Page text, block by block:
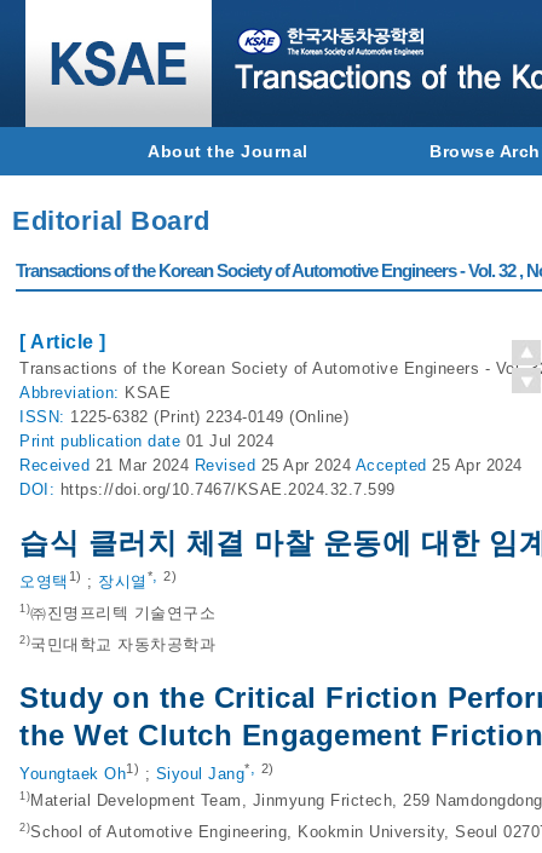
About the Journal Browse
Editorial Board
Transactions of the Korean Society of Automotive Engineers - Vol. 32 ,
[ Article ]
Transactions of the Korean Society of Automotive Engineers - Vol.
Abbreviation: KSAE
ISSN: 1225-6382 (Print) 2234-0149 (Online)
Print publication date 01 Jul 2024
Received 21 Mar 2024 Revised 25 Apr 2024 Accepted 25 Apr 2024
DOI: https://doi.org/10.7467/KSAE.2024.32.7.599
습식 클러치 체결 마찰 운동에 대한 임
오영택 1) ; 장시열 *, 2)
1)㈜진명프리텍 기술연구소
2)국민대학교 자동차공학과
Study on the Critical Friction
the Wet Clutch Engagement
Youngtaek Oh1) ; Siyoul Jang*, 2)
1) Material Development Team, Jinmyung Frictech, 259
2)School of Automotive Engineering, Kookmin University, Seoul